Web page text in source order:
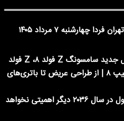
فوری | ادارات تهران فردا چهارشنبه ۷ مرداد ۱۴۰۵
معرفی سه مدل جدید سامسونگ Z فولد ۸، Z فولد
۸ اولترا و Z فلیپ ۸ | از طراحی عریض تا باتری‌های
ایلان ماسک: پول در سال ۲۰۳۶ دیگر اهمیتی نخواهد